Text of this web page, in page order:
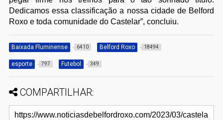
Dedicamos essa classificação a nossa cidade de Belford
Roxo e toda comunidade do Castelar”, concluiu.
Baixada Fluminense 6410 Belford Roxo 18494
esporte 797 Futebol 349
COMPARTILHAR: